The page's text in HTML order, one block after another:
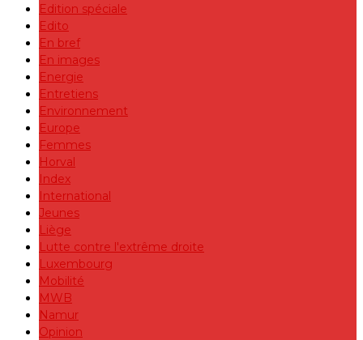
Edition spéciale
Edito
En bref
En images
Energie
Entretiens
Environnement
Europe
Femmes
Horval
Index
International
Jeunes
Liège
Lutte contre l'extrême droite
Luxembourg
Mobilité
MWB
Namur
Opinion